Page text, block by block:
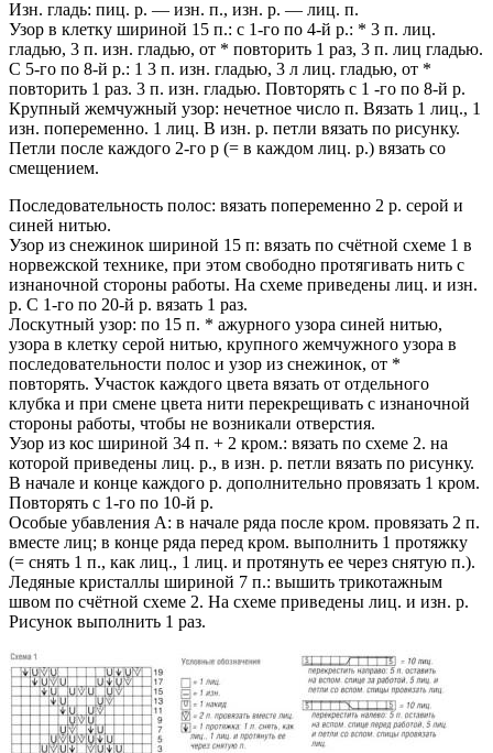
Изн. гладь: пиц. р. — изн. п., изн. р. — лиц. п.
Узор в клетку шириной 15 п.: с 1-го по 4-й р.: * 3 п. лиц.
гладью, 3 п. изн. гладью, от * повторить 1 раз, 3 п. лиц гладью.
С 5-го по 8-й р.: 1 3 п. изн. гладью, 3 л лиц. гладью, от *
повторить 1 раз. 3 п. изн. гладью. Повторять с 1 -го по 8-й р.
Крупный жемчужный узор: нечетное число п. Вязать 1 лиц., 1
изн. попеременно. 1 лиц. В изн. р. петли вязать по рисунку.
Петли после каждого 2-го р (= в каждом лиц. р.) вязать со
смещением.
Последовательность полос: вязать попеременно 2 р. серой и
синей нитью.
Узор из снежинок шириной 15 п: вязать по счётной схеме 1 в
норвежской технике, при этом свободно протягивать нить с
изнаночной стороны работы. На схеме приведены лиц. и изн.
р. С 1-го по 20-й р. вязать 1 раз.
Лоскутный узор: по 15 п. * ажурного узора синей нитью,
узора в клетку серой нитью, крупного жемчужного узора в
последовательности полос и узор из снежинок, от *
повторять. Участок каждого цвета вязать от отдельного
клубка и при смене цвета нити перекрещивать с изнаночной
стороны работы, чтобы не возникали отверстия.
Узор из кос шириной 34 п. + 2 кром.: вязать по схеме 2. на
которой приведены лиц. р., в изн. р. петли вязать по рисунку.
В начале и конце каждого р. дополнительно провязать 1 кром.
Повторять с 1-го по 10-й р.
Особые убавления А: в начале ряда после кром. провязать 2 п.
вместе лиц; в конце ряда перед кром. выполнить 1 протяжку
(= снять 1 п., как лиц., 1 лиц. и протянуть ее через снятую п.).
Ледяные кристаллы шириной 7 п.: вышить трикотажным
швом по счётной схеме 2. На схеме приведены лиц. и изн. р.
Рисунок выполнить 1 раз.